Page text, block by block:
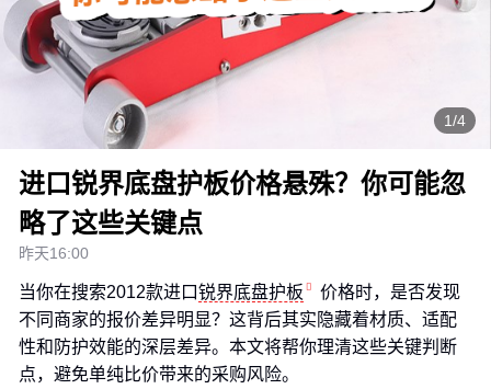
1/4
进口锐界底盘护板价格悬殊？你可能忽
略了这些关键点
昨天16:00
当你在搜索2012款进口锐界底盘护板
价格时，是否发现
不同商家的报价差异明显？这背后其实隐藏着材质、适配
性和防护效能的深层差异。本文将帮你理清这些关键判断
点，避免单纯比价带来的采购风险。